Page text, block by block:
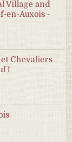
Village and
en-Auxois -
et Chevaliers -
!